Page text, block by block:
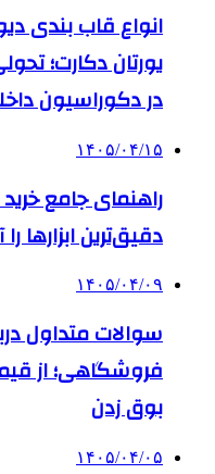
انواع قاب بندی
یورتان دکارت؛
در دکوراسیون
۱۴۰۵/۰۴/۱۵
راهنمای جامع
دقیق‌ترین ابزارها را
۱۴۰۵/۰۴/۰۹
سوالات متداول
فروشگاهی؛ از
بوق زدن
۱۴۰۵/۰۴/۰۵